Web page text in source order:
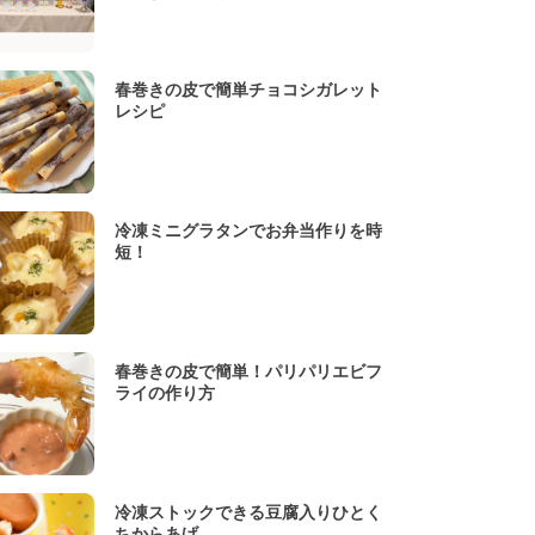
春巻きの皮で簡単チョコシガレット
レシピ
冷凍ミニグラタンでお弁当作りを時
短！
春巻きの皮で簡単！パリパリエビフ
ライの作り方
冷凍ストックできる豆腐入りひとく